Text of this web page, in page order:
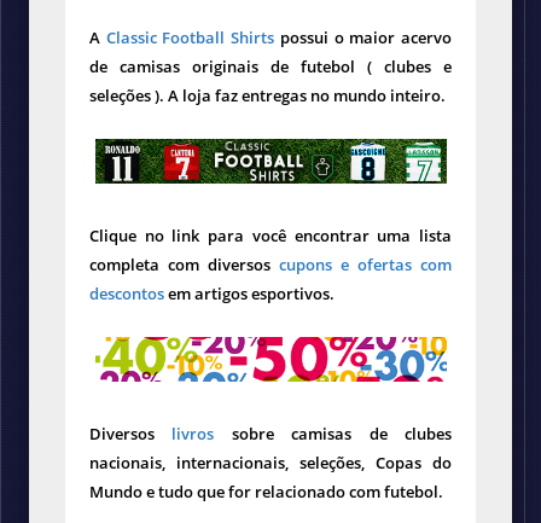
A Classic Football Shirts possui o maior acervo
de camisas originais de futebol ( clubes e
seleções ). A loja faz entregas no mundo inteiro.
Clique no link para você encontrar uma lista
completa com diversos cupons e ofertas com
descontosem artigos esportivos.
Diversos livros sobre camisas de clubes
nacionais, internacionais, seleções, Copas do
Mundo e tudo que for relacionado com futebol.